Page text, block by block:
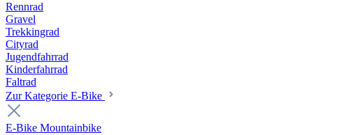
Rennrad
Gravel
Trekkingrad
Cityrad
Jugendfahrrad
Kinderfahrrad
Faltrad
Zur Kategorie E-Bike
E-Bike Mountainbike